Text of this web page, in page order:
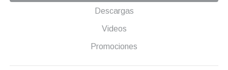
Descargas
Videos
Promociones